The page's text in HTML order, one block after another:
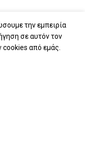
την εμπειρία
σε αυτόν τον
από εμάς.